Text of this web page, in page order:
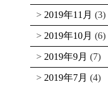
2019年11月 (3)
2019年10月 (6)
2019年9月 (7)
2019年7月 (4)